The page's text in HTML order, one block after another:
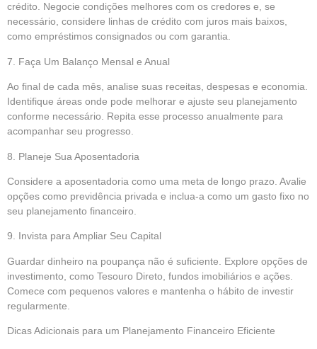
crédito. Negocie condições melhores com os credores e, se
necessário, considere linhas de crédito com juros mais baixos,
como empréstimos consignados ou com garantia.
7. Faça Um Balanço Mensal e Anual
Ao final de cada mês, analise suas receitas, despesas e economia.
Identifique áreas onde pode melhorar e ajuste seu planejamento
conforme necessário. Repita esse processo anualmente para
acompanhar seu progresso.
8. Planeje Sua Aposentadoria
Considere a aposentadoria como uma meta de longo prazo. Avalie
opções como previdência privada e inclua-a como um gasto fixo no
seu planejamento financeiro.
9. Invista para Ampliar Seu Capital
Guardar dinheiro na poupança não é suficiente. Explore opções de
investimento, como Tesouro Direto, fundos imobiliários e ações.
Comece com pequenos valores e mantenha o hábito de investir
regularmente.
Dicas Adicionais para um Planejamento Financeiro Eficiente